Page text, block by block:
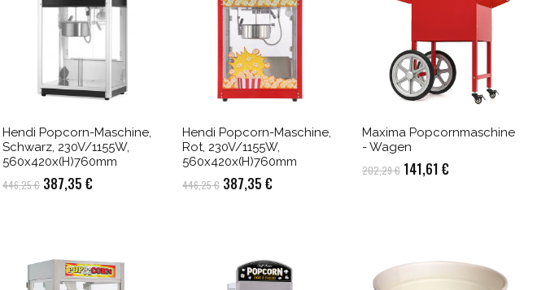
Hendi Popcorn-Maschine,
Schwarz, 230V/1155W,
560x420x(H)760mm
446,25€ Ursprünglicher
387,35 €Aktueller
Hendi Popcorn-Maschine,
Rot, 230V/1155W,
560x420x(H)760mm
446,25€ Ursprünglicher
387,35 €Aktueller
Maxima Popcornmaschine
- Wagen
202,29€ Ursprünglicher
141,61 €Aktueller